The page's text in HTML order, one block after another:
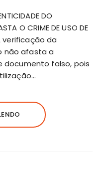
DO
O CRIME DE USO DE
verificação da
não afasta a
documento falso, pois